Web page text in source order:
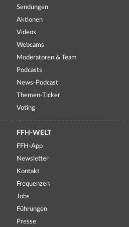
Sendungen
Aktionen
Videos
Webcams
Moderatoren & Team
Podcasts
News-Podcast
Themen-Ticker
Voting
FFH-WELT
FFH-App
Newsletter
Kontakt
Frequenzen
Jobs
Führungen
Presse